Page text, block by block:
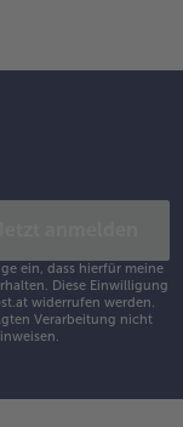
ein, dass hierfür meine
Diese Einwilligung
widerrufen werden.
Verarbeitung nicht
.